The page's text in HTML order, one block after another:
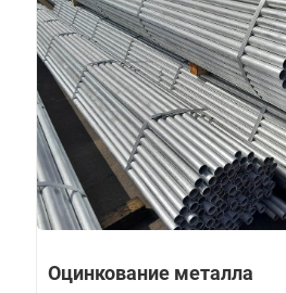
Оцинкование металла